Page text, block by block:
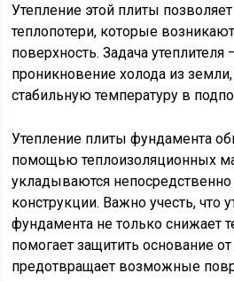
Утепление этой плиты
теплопотери, которые
поверхность. Задача утеплителя
проникновение холода из
стабильную температуру в
Утепление плиты фундамента
помощью теплоизоляционных
укладываются
конструкции. Важно учесть, что
фундамента не только снижает
помогает защитить основание
предотвращает возможные